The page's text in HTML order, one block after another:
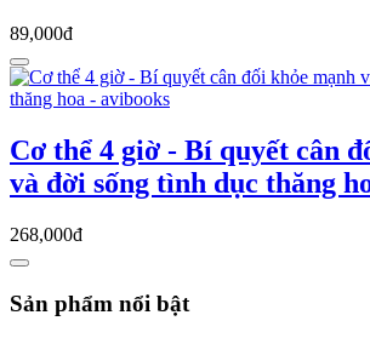
89,000đ
Cơ thể 4 giờ - Bí quyết cân
và đời sống tình dục thăng
268,000đ
Sản phẩm nổi bật